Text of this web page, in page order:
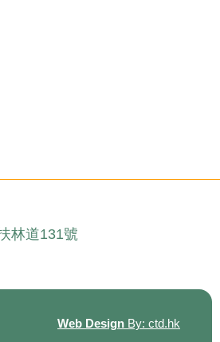
林道131號
Web Design By: ctd.hk